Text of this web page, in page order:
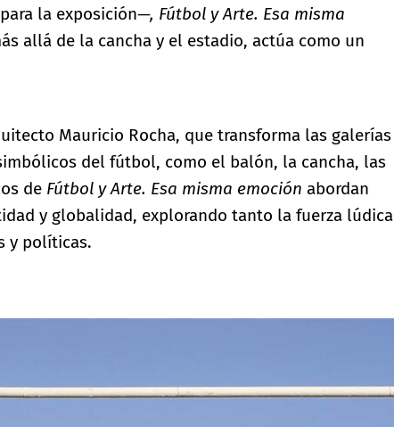
la exposición—, Fútbol y Arte. Esa misma
allá de la cancha y el estadio, actúa como un
Mauricio Rocha, que transforma las galerías
del fútbol, como el balón, la cancha, las
de Fútbol y Arte. Esa misma emoción abordan
y globalidad, explorando tanto la fuerza lúdica
y políticas.